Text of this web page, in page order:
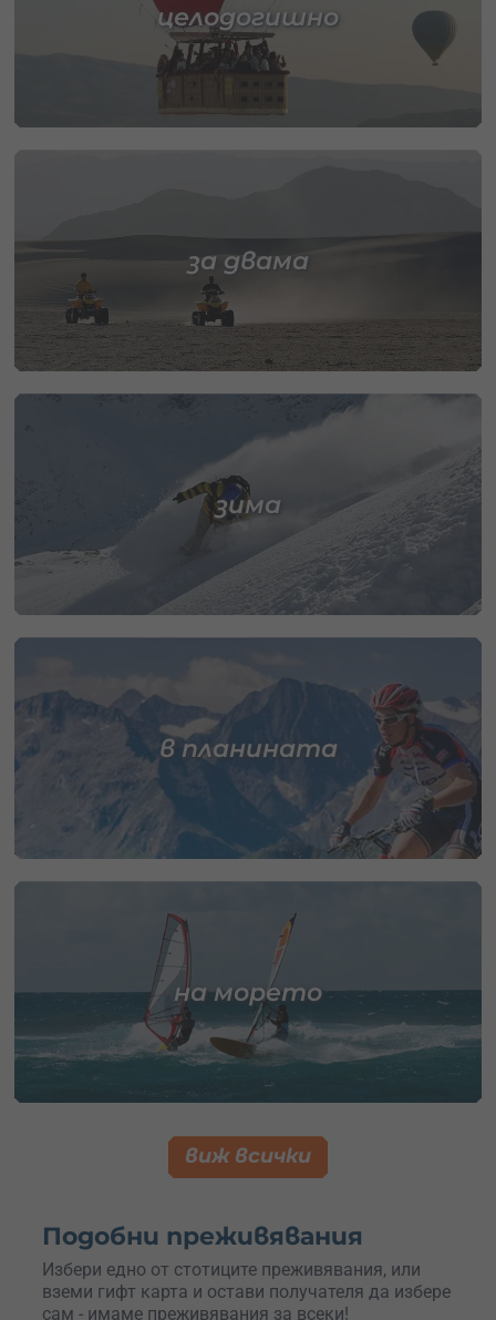
целодогишно
за двама
зима
в планината
на морето
виж всички
Подобни преживявания
Избери едно от стотиците преживявания, или
вземи гифт карта и остави получателя да избере
сам - имаме преживявания за всеки!